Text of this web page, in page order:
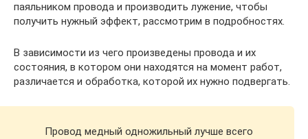
паяльником провода и производить лужение, чтобы
получить нужный эффект, рассмотрим в подробностях.
В зависимости из чего произведены провода и их
состояния, в котором они находятся на момент работ,
различается и обработка, которой их нужно подвергать.
Провод медный одножильный лучше всего